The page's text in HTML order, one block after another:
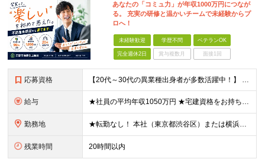
あなたの「コミュ力」が年収1000万円につなが
る。 充実の研修と温かいチームで未経験からプ
ロへ！
未経験歓迎 学歴不問 ベテランOK
完全週休2日 賞与複数月 面接1回
応募資格 【20代～30代の異業種出身者が多数活躍中！】 ●学歴不問 ●営業職や接客のご経験をお持ちの方 今までのご経験を加味しながらも 人間性ややる気を高く評価します。 まずはカジュアルにお会いできること
給与 ★社員の平均年収1050万円 ★宅建資格をお持ちの方は月3万円の資格手当を支給 月給30万円以上＋インセンティブ＋各種手当＋特別賞与（業績に応じて支給） ※経験・能力を考慮の上、優遇いたします。
勤務地 ★転勤なし！ 本社（東京都渋谷区）または横浜支店（神奈川県横浜市）での勤務となります。 【本社】 東京都渋谷区渋谷2-12-15 日本薬学会長井記念館 8F 【横浜支店】 神奈川県横浜市中区大田
残業時間 20時間以内